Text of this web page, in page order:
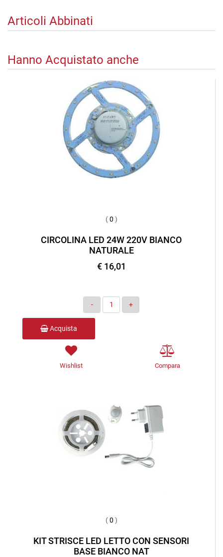
Articoli Abbinati
Hanno Acquistato anche
(0 )
CIRCOLINA LED 24W 220V BIANCO
NATURALE
€ 16,01
Quantità
Acquista
Wishlist Compara
(0 )
KIT STRISCE LED LETTO CON SENSORI
BASE BIANCO NAT